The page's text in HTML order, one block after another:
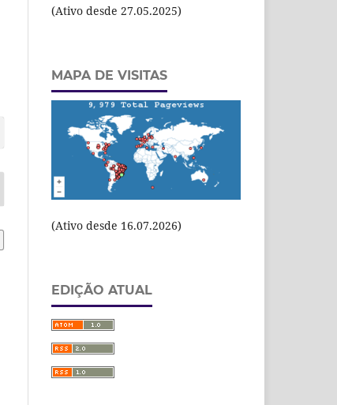
(Ativo desde 27.05.2025)
MAPA DE VISITAS
(Ativo desde 16.07.2026)
EDIÇÃO ATUAL